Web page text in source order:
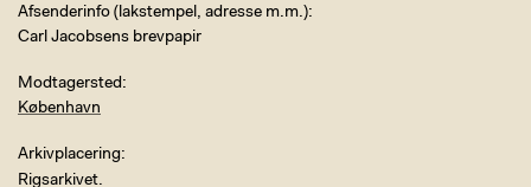
Afsenderinfo (lakstempel, adresse m.m.)
Carl Jacobsens brevpapir
Modtagersted
København
Arkivplacering
Rigsarkivet.